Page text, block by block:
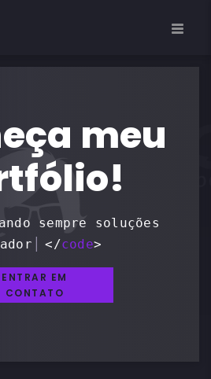
meu
sempre soluções
</code
ENTRAR EM
CONTATO